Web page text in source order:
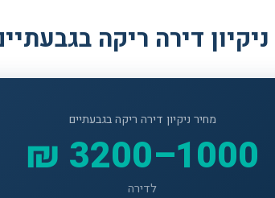
דירה ריקה
מחיר ניקיון דירה ריקה בגבעתיים
1000–3200 ₪
לדירה